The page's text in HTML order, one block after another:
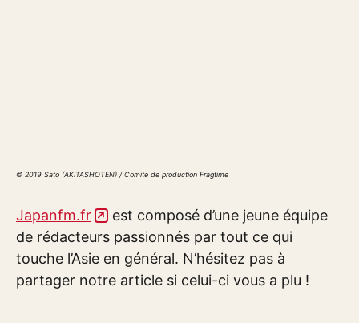
© 2019 Sato (AKITASHOTEN) / Comité de production Fragtime
Japanfm.fr
est composé d’une jeune équipe
de rédacteurs passionnés par tout ce qui
touche l’Asie en général. N’hésitez pas à
partager notre article si celui-ci vous a plu !